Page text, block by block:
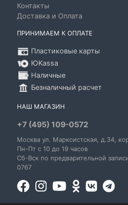
Контакты
Доставка и Оплата
ПРИНИМАЕМ К ОПЛАТЕ
Пластиковые карты
ЮKassa
Наличные
Безналичный расчет
НАШ МАГАЗИН
+7 (495) 109-0572
Москва ул. Марксистская , д.34,
Пн-Пт c 10 до 19 часов
Сб-Вск по предварительной
0767